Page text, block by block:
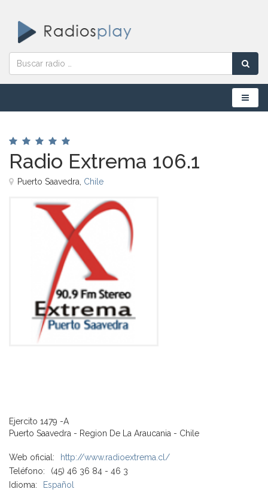
Menú
Radio Extrema 106.1
Puerto Saavedra, Chile
Ejercito 1479 -A
Puerto Saavedra - Region De La Araucania - Chile
Web oficial:
http://www.radioextrema.cl/
Teléfono:
(45) 46 36 84 - 46 3
Idioma:
Español